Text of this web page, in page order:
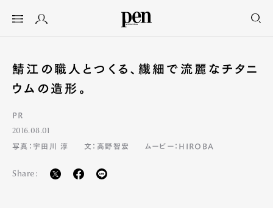
鯖江の職人とつくる、繊細で流麗なチタニ
ウムの造形。
PR
2016.08.01
写真：宇田川 淳
文：高野智宏 ムービー：HIROBA
Share: